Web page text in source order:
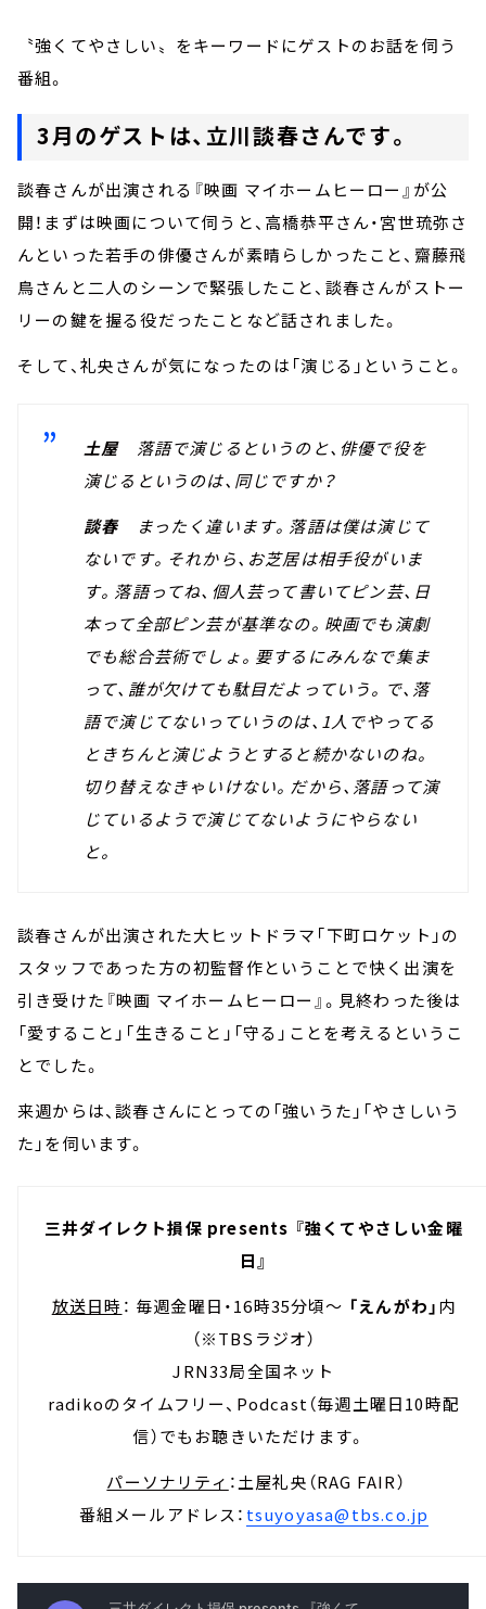
〝強くてやさしい〟をキーワードにゲストのお話を伺う
番組。
3月のゲストは、立川談春さんです。
談春さんが出演される『映画 マイホームヒーロー』が公
開！まずは映画について伺うと、高橋恭平さん・宮世琉弥さ
んといった若手の俳優さんが素晴らしかったこと、齋藤飛
鳥さんと二人のシーンで緊張したこと、談春さんがストー
リーの鍵を握る役だったことなど話されました。
そして、礼央さんが気になったのは「演じる」ということ。
土屋落語で演じるというのと、俳優で役を
演じるというのは、同じですか？
談春まったく違います。落語は僕は演じて
ないです。それから、お芝居は相手役がいま
す。落語ってね、個人芸って書いてピン芸、日
本って全部ピン芸が基準なの。映画でも演劇
でも総合芸術でしょ。要するにみんなで集ま
って、誰が欠けても駄目だよっていう。で、落
語で演じてないっていうのは、1人でやってる
ときちんと演じようとすると続かないのね。
切り替えなきゃいけない。だから、落語って演
じているようで演じてないようにやらない
と。
談春さんが出演された大ヒットドラマ「下町ロケット」の
スタッフであった方の初監督作ということで快く出演を
引き受けた『映画 マイホームヒーロー』。見終わった後は
「愛すること」「生きること」「守る」ことを考えるというこ
とでした。
来週からは、談春さんにとっての「強いうた」「やさしいう
た」を伺います。
三井ダイレクト損保 presents 『強くてやさしい金曜
日』
放送日時 ： 毎週金曜日・16時35分頃～ 「えんがわ」内
（※TBSラジオ）
JRN33局全国ネット
radikoのタイムフリー、Podcast（毎週土曜日10時配
信）でもお聴きいただけます。
パーソナリティ ：土屋礼央（RAG FAIR）
番組メールアドレス： tsuyoyasa@tbs.co.jp